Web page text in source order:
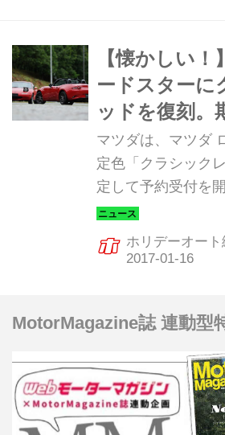
【懐かしい！
ードスターに
ッドを復刻。
売 2017年1
マツダは、マツダ
定色「クラシック
定して予約受付を
日まで期間限定で
した。期間限定色
ド」選択時は3万
ホリデーオート
MotorMagazine誌 連動型